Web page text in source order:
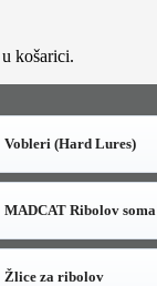
košarici.
Vobleri (Hard Lures)
MADCAT Ribolov soma
Žlice za ribolov